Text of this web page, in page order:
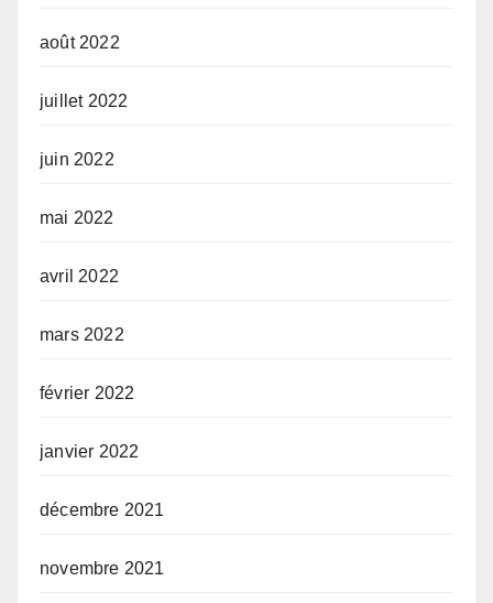
août 2022
juillet 2022
juin 2022
mai 2022
avril 2022
mars 2022
février 2022
janvier 2022
décembre 2021
novembre 2021